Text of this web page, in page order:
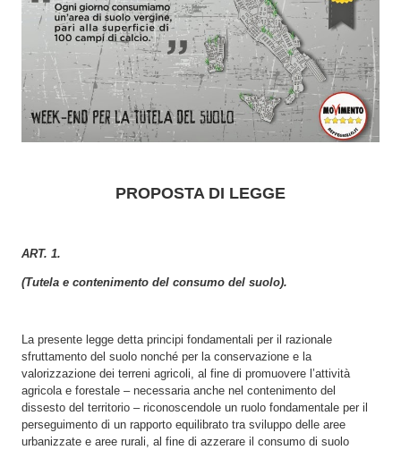
PROPOSTA DI LEGGE
ART. 1.
(Tutela e contenimento del consumo del suolo).
La presente legge detta principi fondamentali per il razionale
sfruttamento del suolo nonché per la conservazione e la
valorizzazione dei terreni agricoli, al fine di promuovere l’attività
agricola e forestale – necessaria anche nel contenimento del
dissesto del territorio – riconoscendole un ruolo fondamentale per il
perseguimento di un rapporto equilibrato tra sviluppo delle aree
urbanizzate e aree rurali, al fine di azzerare il consumo di suolo